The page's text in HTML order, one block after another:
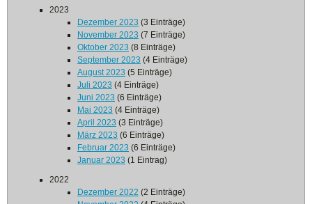
2023
Dezember 2023 (3 Einträge)
November 2023 (7 Einträge)
Oktober 2023 (8 Einträge)
September 2023 (4 Einträge)
August 2023 (5 Einträge)
Juli 2023 (4 Einträge)
Juni 2023 (6 Einträge)
Mai 2023 (4 Einträge)
April 2023 (3 Einträge)
März 2023 (6 Einträge)
Februar 2023 (6 Einträge)
Januar 2023 (1 Eintrag)
2022
Dezember 2022 (2 Einträge)